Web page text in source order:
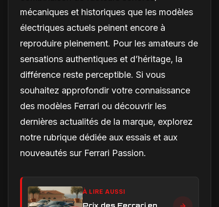
mécaniques et historiques que les modèles
électriques actuels peinent encore à
reproduire pleinement. Pour les amateurs de
sensations authentiques et d’héritage, la
différence reste perceptible. Si vous
souhaitez approfondir votre connaissance
des modèles Ferrari ou découvrir les
dernières actualités de la marque, explorez
notre rubrique dédiée aux essais et aux
nouveautés sur Ferrari Passion.
À LIRE AUSSI